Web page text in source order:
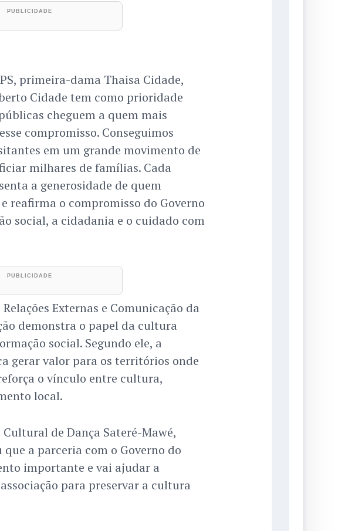
primeira-dama Thaisa Cidade,
Cidade tem como prioridade
cheguem a quem mais
compromisso. Conseguimos
em um grande movimento de
milhares de famílias. Cada
a generosidade de quem
reafirma o compromisso do Governo
social, a cidadania e o cuidado com
Externas e Comunicação da
demonstra o papel da cultura
social. Segundo ele, a
gerar valor para os territórios onde
o vínculo entre cultura,
local.
de Dança Sateré-Mawé,
a parceria com o Governo do
importante e vai ajudar a
para preservar a cultura